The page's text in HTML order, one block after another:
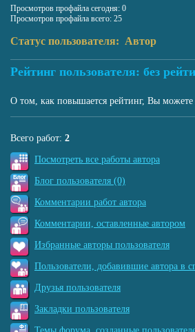
Просмотров профайла сегодня: 0
Просмотров профайла всего: 25
Статус пользователя: Автор
Рейтинг пользователя: без
О том, как повышается рейтинг, Вы можете
Всего работ: 2
Посмотреть все работы автора
Блог пользователя (0)
Комментарии работ автора
Комментарии, оставленные автором
Избранные авторы пользователя
Пользователи, добавившие автора в
Друзья пользователя
Закладки пользователя